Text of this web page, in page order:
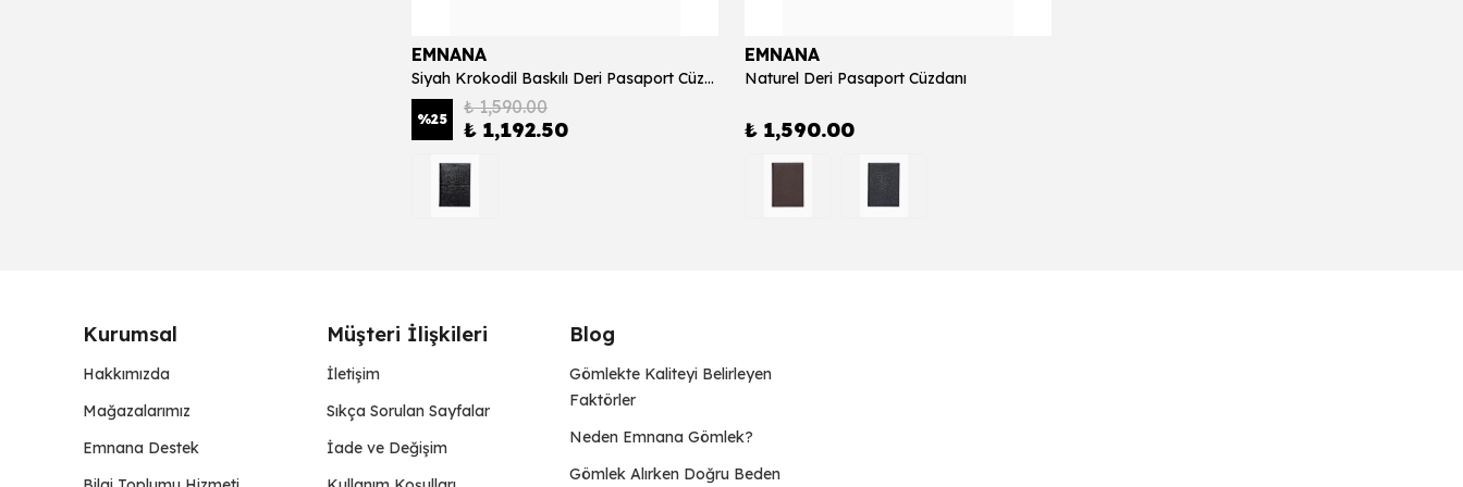
EMNANA
Siyah Krokodil Baskılı Deri Pasaport Cüzdanı
%25
₺ 1,590.00
₺ 1,192.50
EMNANA
Naturel Deri Pasaport Cüzdanı
₺ 1,590.00
Kurumsal
Hakkımızda
Mağazalarımız
Emnana Destek
Müşteri İlişkileri
İletişim
Sıkça Sorulan Sayfalar
İade ve Değişim
Blog
Gömlekte Kaliteyi Belirleyen
Faktörler
Neden Emnana Gömlek?
Gömlek Alırken Doğru Beden